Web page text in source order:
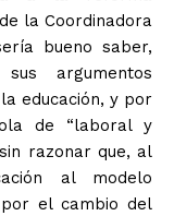
la Coordinadora
bueno saber,
argumentos
educación, y por
de “laboral y
razonar que, al
al modelo
el cambio del